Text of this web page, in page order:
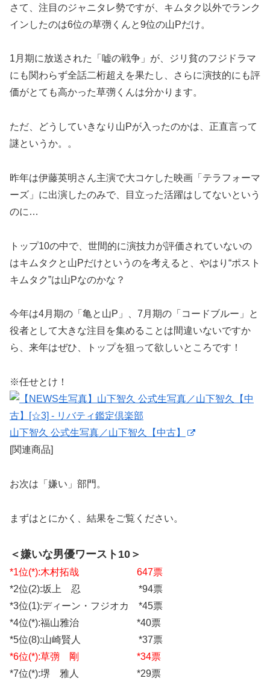
さて、注目のジャニタレ勢ですが、キムタク以外でランク
インしたのは6位の草彅くんと9位の山Pだけ。
1月期に放送された「嘘の戦争」が、ジリ貧のフジドラマ
にも関わらず全話二桁超えを果たし、さらに演技的にも評
価がとても高かった草彅くんは分かります。
ただ、どうしていきなり山Pが入ったのかは、正直言って
謎というか。。
昨年は伊藤英明さん主演で大コケした映画「テラフォーマ
ーズ」に出演したのみで、目立った活躍はしてないという
のに…
トップ10の中で、世間的に演技力が評価されていないの
はキムタクと山Pだけというのを考えると、やはり“ポスト
キムタク”は山Pなのかな？
今年は4月期の「亀と山P」、7月期の「コードブルー」と
役者として大きな注目を集めることは間違いないですか
ら、来年はぜひ、トップを狙って欲しいところです！
※任せとけ！
山下智久 公式生写真／山下智久【中古】
[関連商品]
お次は「嫌い」部門。
まずはとにかく、結果をご覧ください。
＜嫌いな男優ワースト10＞
*1位(*):木村拓哉 647票
*2位(2):坂上 忍 *94票
*3位(1):ディーン・フジオカ *45票
*4位(*):福山雅治 *40票
*5位(8):山崎賢人 *37票
*6位(*):草彅 剛 *34票
*7位(*):堺 雅人 *29票